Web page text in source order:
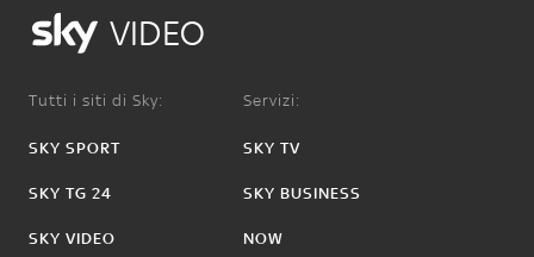
VIDEO
Tutti i siti di Sky:
SKY SPORT
SKY TG 24
SKY VIDEO
Servizi:
SKY TV
SKY BUSINESS
NOW